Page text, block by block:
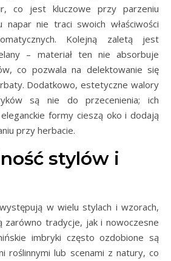
co jest kluczowe przy parzeniu
napar nie traci swoich właściwości
Kolejną zaletą jest
– materiał ten nie absorbuje
co pozwala na delektowanie się
Dodatkowo, estetyczne walory
są nie do przecenienia; ich
formy cieszą oko i dodają
przy herbacie.
stylów i
w wielu stylach i wzorach,
zarówno tradycje, jak i nowoczesne
imbryki często ozdobione są
roślinnymi lub scenami z natury, co